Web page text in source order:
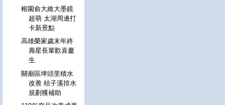
榕園俞大維大墨鏡
超萌 太湖周邊打
卡新景點
高雄榮家歲末年終
壽星長輩歡喜慶
生
關廟區埤頭里積水
改善 桔子溪排水
規劃獲補助